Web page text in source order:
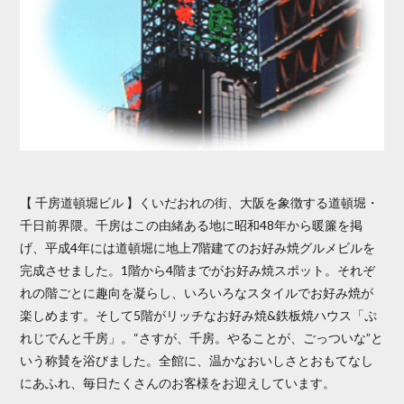
【 千房道頓堀ビル 】くいだおれの街、大阪を象徴する道頓堀・
千日前界隈。千房はこの由緒ある地に昭和48年から暖簾を掲
げ、平成4年には道頓堀に地上7階建てのお好み焼グルメビルを
完成させました。1階から4階までがお好み焼スポット。それぞ
れの階ごとに趣向を凝らし、いろいろなスタイルでお好み焼が
楽しめます。そして5階がリッチなお好み焼&鉄板焼ハウス「ぷ
れじでんと千房」。“さすが、千房。やることが、ごっついな”と
いう称賛を浴びました。全館に、温かなおいしさとおもてなし
にあふれ、毎日たくさんのお客様をお迎えしています。